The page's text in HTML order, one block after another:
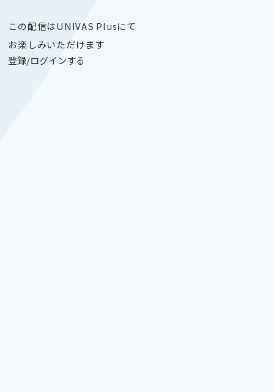
この配信はUNIVAS Plusにて
お楽しみいただけます
登録/ログインする